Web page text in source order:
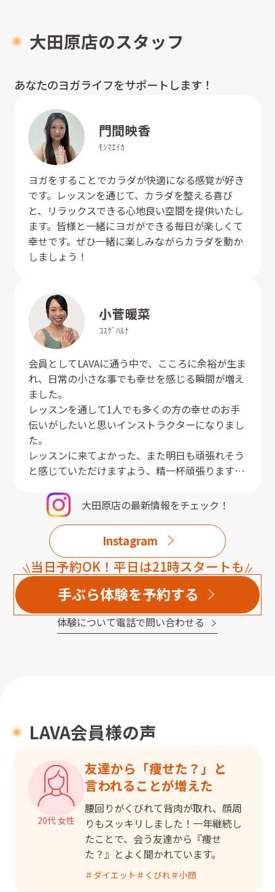
大田原店のスタッフ
あなたのヨガライフをサポートします！
門間映香
ﾓﾝﾏｴｲｶ
ヨガをすることでカラダが快適になる感覚が好き
です。レッスンを通じて、カラダを整える喜び
と、リラックスできる心地良い空間を提供いたし
ます。皆様と一緒にヨガができる毎日が楽しくて
幸せです。ぜひ一緒に楽しみながらカラダを動か
しましょう！
小菅暖菜
ｺｽｹﾞﾊﾙﾅ
会員としてLAVAに通う中で、こころに余裕が生ま
れ、日常の小さな事でも幸せを感じる瞬間が増え
ました。
レッスンを通して1人でも多くの方の幸せのお手
伝いがしたいと思いインストラクターになりまし
た。
レッスンに来てよかった、また明日も頑張れそう
と感じていただけますよう、精一杯頑張ります！
大田原店の最新情報をチェック！
Instagram
当日予約OK！平日は21時スタートも
手ぶら体験を予約する
体験について電話で問い合わせる
LAVA会員様の声
20代 女性
友達から「痩せた？」と
言われることが増えた
腰回りがくびれて背肉が取れ、顔周
りもスッキリしました！一年継続し
たことで、会う友達から『痩せ
た？』とよく聞かれています。
＃ダイエット ＃ くびれ＃小顔